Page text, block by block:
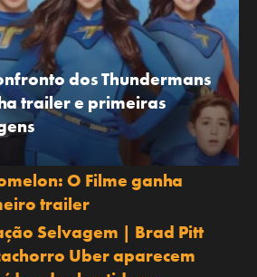
dos Thundermans
trailer e primeiras
O Filme ganha
trailer
Selvagem | Brad Pitt
Uber aparecem